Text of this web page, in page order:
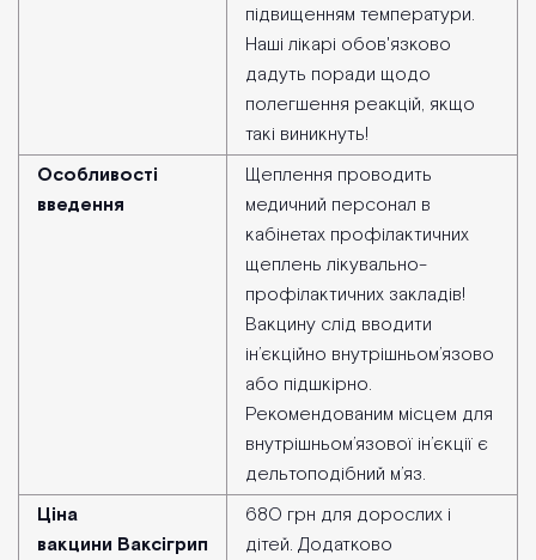
підвищенням температури.
Наші лікарі обов'язково
дадуть поради щодо
полегшення реакцій, якщо
такі виникнуть!
Особливості
введення
Щеплення проводить
медичний персонал в
кабінетах профілактичних
щеплень лікувально-
профілактичних закладів!
Вакцину слід вводити
ін’єкційно внутрішньом’язово
або підшкірно.
Рекомендованим місцем для
внутрішньом’язової ін’єкції є
дельтоподібний м’яз.
Ціна
вакцини Ваксігрип
680 грн для дорослих і
дітей. Додатково